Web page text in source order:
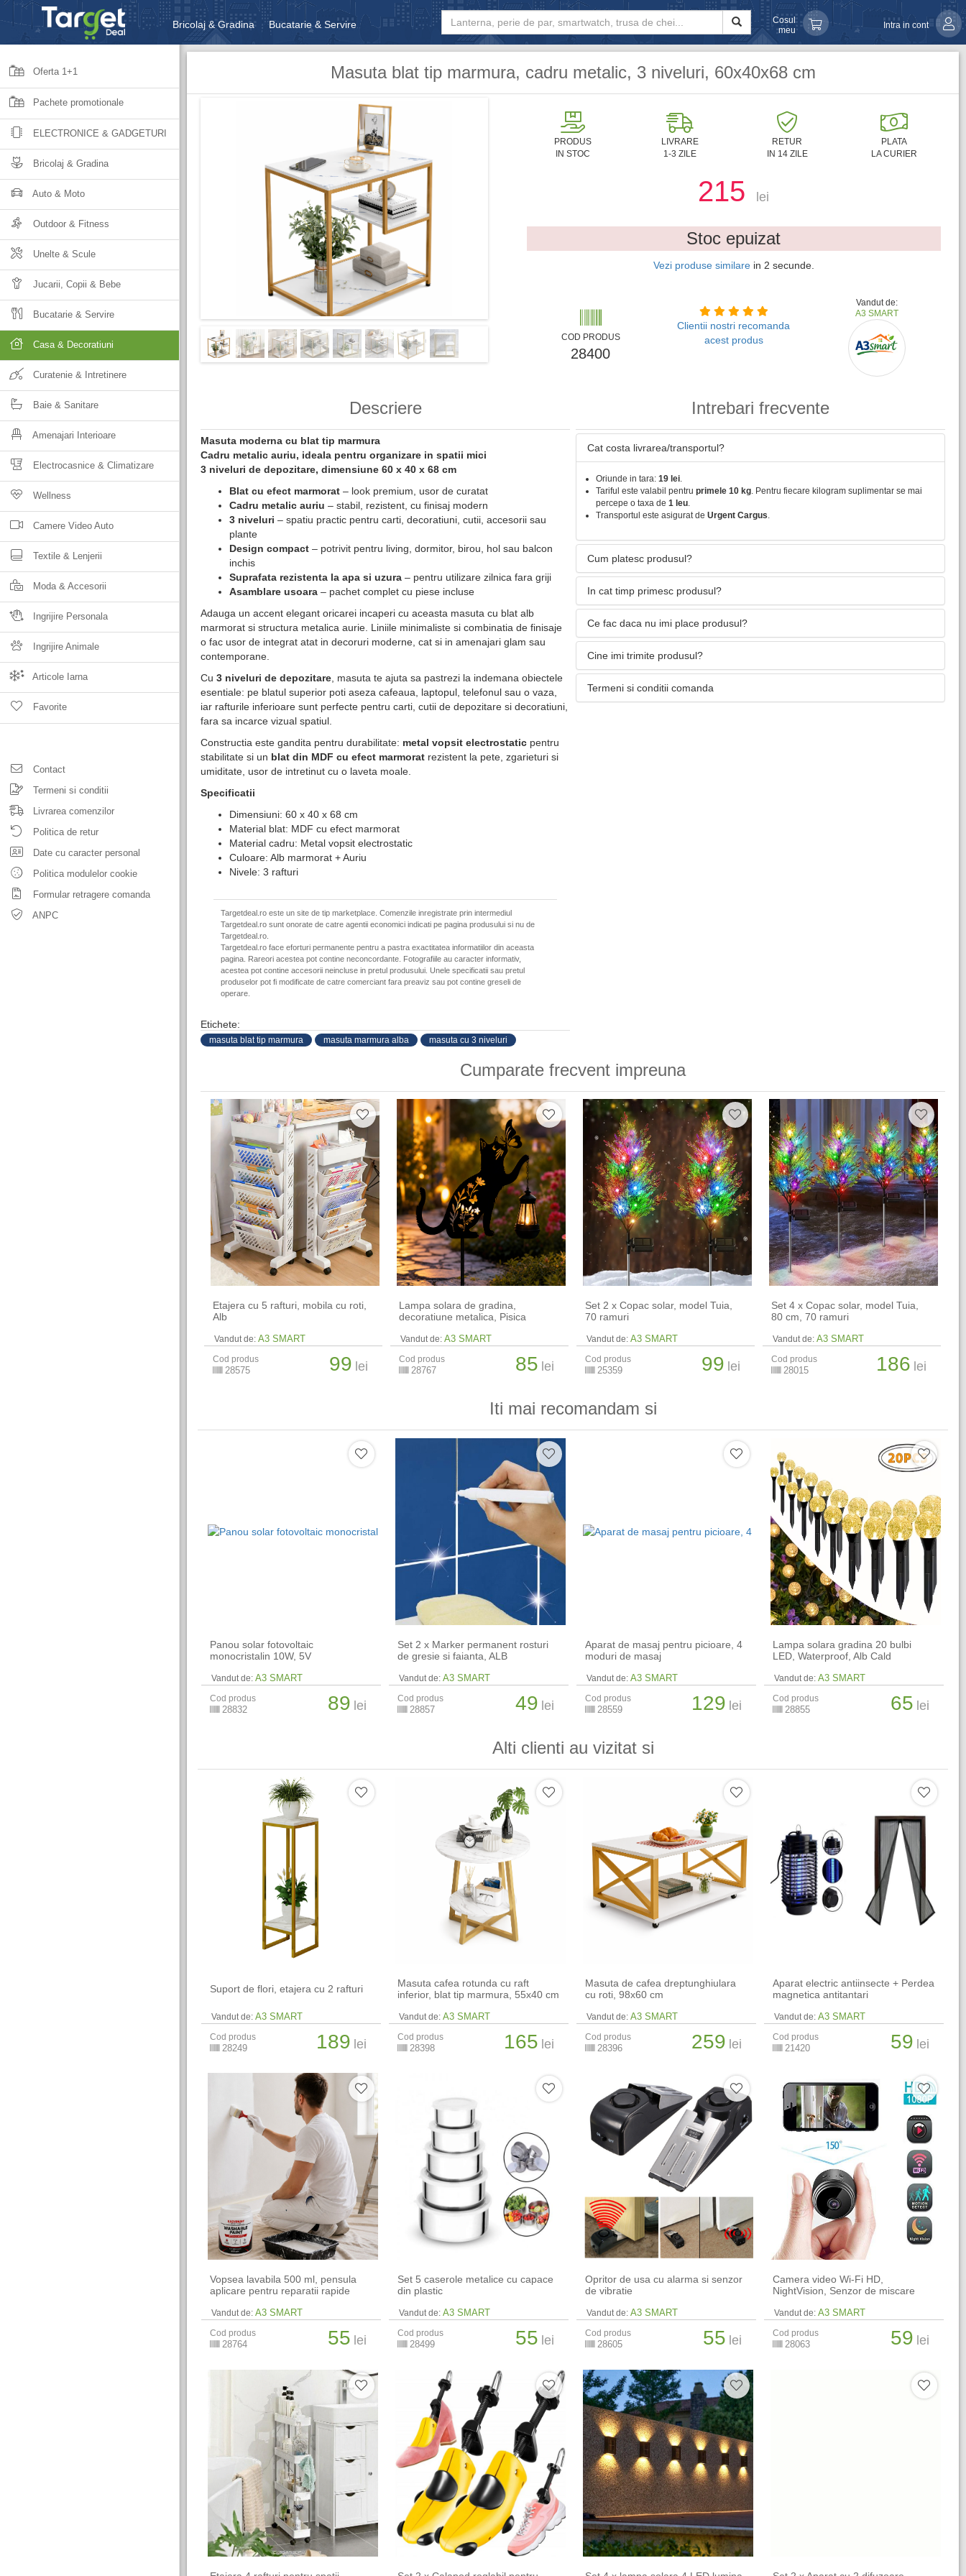
Bricolaj & Gradina Bucatarie & Servire
Unelte & Scule Jucarii, Copii & Bebe
Cosul
meu
Intra in cont
Oferta 1+1
Pachete promotionale
ELECTRONICE & GADGETURI
Bricolaj & Gradina
Auto & Moto
Outdoor & Fitness
Unelte & Scule
Jucarii, Copii & Bebe
Bucatarie & Servire
Casa & Decoratiuni
Curatenie & Intretinere
Baie & Sanitare
Amenajari Interioare
Electrocasnice & Climatizare
Wellness
Camere Video Auto
Textile & Lenjerii
Moda & Accesorii
Ingrijire Personala
Ingrijire Animale
Articole Iarna
Favorite
Contact
Termeni si conditii
Livrarea comenzilor
Politica de retur
Date cu caracter personal
Politica modulelor cookie
Formular retragere comanda
ANPC
Masuta blat tip marmura, cadru metalic, 3 niveluri, 60x40x68 cm
PRODUS
IN STOC
LIVRARE
1-3 ZILE
RETUR
IN 14 ZILE
PLATA
LA CURIER
215 lei
Stoc epuizat
Vezi produse similare in 1 secunde.
COD PRODUS
28400
Clientii nostri recomanda
acest produs
Vandut de:
A3 SMART
Descriere
Masuta moderna cu blat tip marmura
Cadru metalic auriu, ideala pentru organizare in spatii mici
3 niveluri de depozitare, dimensiune 60 x 40 x 68 cm
Blat cu efect marmorat – look premium, usor de curatat
Cadru metalic auriu – stabil, rezistent, cu finisaj modern
3 niveluri – spatiu practic pentru carti, decoratiuni, cutii, accesorii sau
plante
Design compact – potrivit pentru living, dormitor, birou, hol sau balcon
inchis
Suprafata rezistenta la apa si uzura – pentru utilizare zilnica fara griji
Asamblare usoara – pachet complet cu piese incluse
Adauga un accent elegant oricarei incaperi cu aceasta masuta cu blat alb
marmorat si structura metalica aurie. Liniile minimaliste si combinatia de finisaje
o fac usor de integrat atat in decoruri moderne, cat si in amenajari glam sau
contemporane.
Cu 3 niveluri de depozitare , masuta te ajuta sa pastrezi la indemana obiectele
esentiale: pe blatul superior poti aseza cafeaua, laptopul, telefonul sau o vaza,
iar rafturile inferioare sunt perfecte pentru carti, cutii de depozitare si decoratiuni,
fara sa incarce vizual spatiul.
Constructia este gandita pentru durabilitate: metal vopsit electrostatic pentru
stabilitate si un blat din MDF cu efect marmorat rezistent la pete, zgarieturi si
umiditate, usor de intretinut cu o laveta moale.
Specificatii
Dimensiuni: 60 x 40 x 68 cm
Material blat: MDF cu efect marmorat
Material cadru: Metal vopsit electrostatic
Culoare: Alb marmorat + Auriu
Nivele: 3 rafturi
Targetdeal.ro este un site de tip marketplace. Comenzile inregistrate prin intermediul
Targetdeal.ro sunt onorate de catre agentii economici indicati pe pagina produsului si nu de
Targetdeal.ro.
Targetdeal.ro face eforturi permanente pentru a pastra exactitatea informatiilor din aceasta
pagina. Rareori acestea pot contine neconcordante. Fotografiile au caracter informativ,
acestea pot contine accesorii neincluse in pretul produsului. Unele specificatii sau pretul
produselor pot fi modificate de catre comerciant fara preaviz sau pot contine greseli de
operare.
Etichete:
masuta blat tip marmura masuta marmura alba masuta cu 3 niveluri
Intrebari frecvente
Cat costa livrarea/transportul?
Oriunde in tara: 19 lei.
Tariful este valabil pentru primele 10 kg. Pentru fiecare kilogram suplimentar se mai
percepe o taxa de 1 leu.
Transportul este asigurat de Urgent Cargus.
Cum platesc produsul?
In cat timp primesc produsul?
Ce fac daca nu imi place produsul?
Cine imi trimite produsul?
Termeni si conditii comanda
Cumparate frecvent impreuna
Etajera cu 5 rafturi, mobila cu roti,
Alb
Vandut de: A3 SMART
Cod produs
28575 99 lei
Lampa solara de gradina,
decoratiune metalica, Pisica
Vandut de: A3 SMART
Cod produs
28767 85 lei
Set 2 x Copac solar, model Tuia,
70 ramuri
Vandut de: A3 SMART
Cod produs
25359 99 lei
Set 4 x Copac solar, model Tuia,
80 cm, 70 ramuri
Vandut de: A3 SMART
Cod produs
28015 186 lei
Iti mai recomandam si
Panou solar fotovoltaic
monocristalin 10W, 5V
Vandut de: A3 SMART
Cod produs
28832 89 lei
Set 2 x Marker permanent rosturi
de gresie si faianta, ALB
Vandut de: A3 SMART
Cod produs
28857 49 lei
Aparat de masaj pentru picioare, 4
moduri de masaj
Vandut de: A3 SMART
Cod produs
28559 129 lei
Lampa solara gradina 20 bulbi
LED, Waterproof, Alb Cald
Vandut de: A3 SMART
Cod produs
28855 65 lei
Alti clienti au vizitat si
Suport de flori, etajera cu 2 rafturi
Vandut de: A3 SMART
Cod produs
28249 189 lei
Masuta cafea rotunda cu raft
inferior, blat tip marmura, 55x40 cm
Vandut de: A3 SMART
Cod produs
28398 165 lei
Masuta de cafea dreptunghiulara
cu roti, 98x60 cm
Vandut de: A3 SMART
Cod produs
28396 259 lei
Aparat electric antiinsecte + Perdea
magnetica antitantari
Vandut de: A3 SMART
Cod produs
21420 59 lei
Vopsea lavabila 500 ml, pensula
aplicare pentru reparatii rapide
Vandut de: A3 SMART
Cod produs
28764 55 lei
Set 5 caserole metalice cu capace
din plastic
Vandut de: A3 SMART
Cod produs
28499 55 lei
Opritor de usa cu alarma si senzor
de vibratie
Vandut de: A3 SMART
Cod produs
28605 55 lei
Camera video Wi-Fi HD,
NightVision, Senzor de miscare
Vandut de: A3 SMART
Cod produs
28063 59 lei